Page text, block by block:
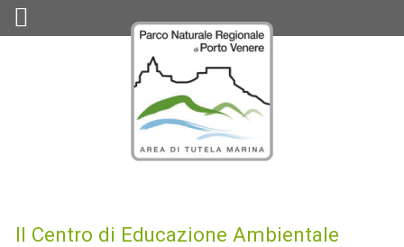
Il Centro di Educazione Ambientale